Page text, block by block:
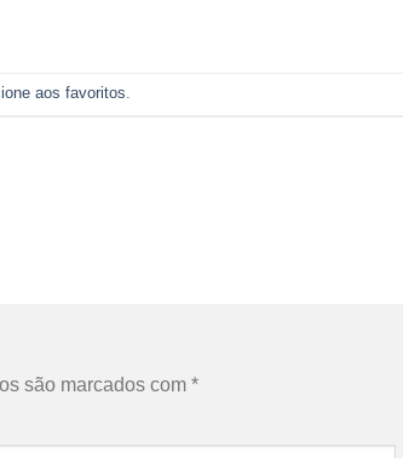
aos favoritos
são marcados com *